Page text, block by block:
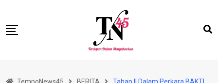
content